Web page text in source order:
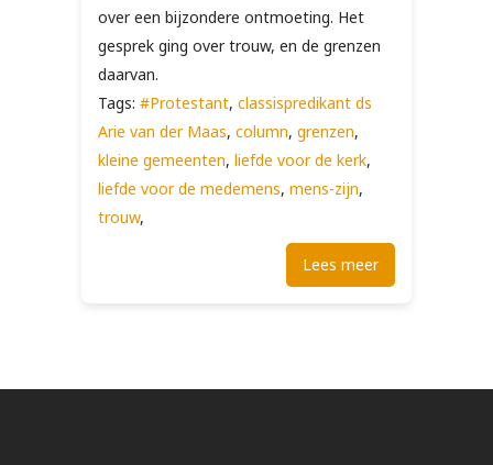
over een bijzondere ontmoeting. Het
gesprek ging over trouw, en de grenzen
daarvan.
Tags: #Protestant, classispredikant ds
Arie van der Maas, column, grenzen,
kleine gemeenten, liefde voor de kerk,
liefde voor de medemens, mens-zijn,
trouw,
Lees meer